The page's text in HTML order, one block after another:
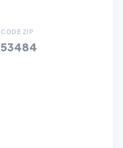
CODE ZIP
53484